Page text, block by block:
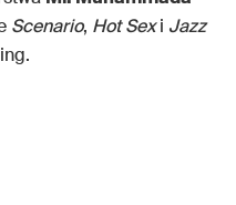
Scenario, Hot Sexi Jazz